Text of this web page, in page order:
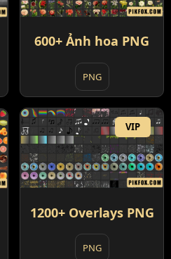
600+ Ảnh hoa PNG
PNG
VIP
1200+ Overlays PNG
PNG